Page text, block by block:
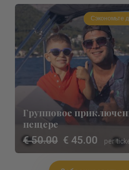
Сэкономьте
Групповое
пещере
€ 50.00 € 45.00 per